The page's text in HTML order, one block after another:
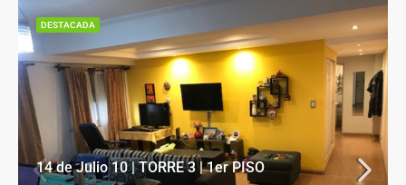
14 de Julio 10 | TORRE 3 | 1er PISO
DESTACADA